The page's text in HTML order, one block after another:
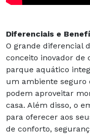
Diferenciais e
O grande diferencial
conceito inovador de
parque aquático
um ambiente seguro
podem aproveitar
casa. Além disso, o
para oferecer aos
de conforto,